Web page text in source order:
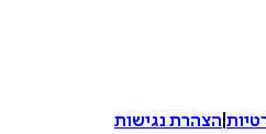
הצהרת נגישות